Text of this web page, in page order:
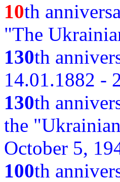
10th
"The
130th
14.01.1882 -
130th
the
October 5,
100th